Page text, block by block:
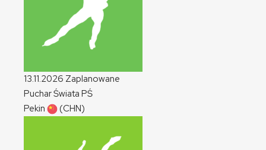
13.11.2026 Zaplanowane
Puchar Świata PŚ
Pekin
(CHN)